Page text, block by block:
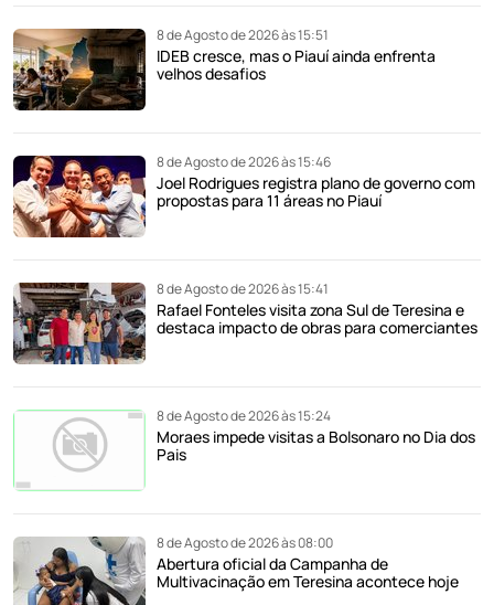
8 de Agosto de 2026 às 15:51
IDEB cresce, mas o Piauí ainda enfrenta
velhos desafios
8 de Agosto de 2026 às 15:46
Joel Rodrigues registra plano de governo com
propostas para 11 áreas no Piauí
8 de Agosto de 2026 às 15:41
Rafael Fonteles visita zona Sul de Teresina e
destaca impacto de obras para comerciantes
8 de Agosto de 2026 às 15:24
Moraes impede visitas a Bolsonaro no Dia dos
Pais
8 de Agosto de 2026 às 08:00
Abertura oficial da Campanha de
Multivacinação em Teresina acontece hoje